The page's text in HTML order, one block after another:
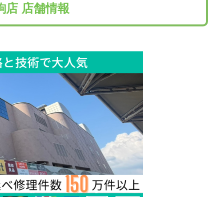
店 店舗情報